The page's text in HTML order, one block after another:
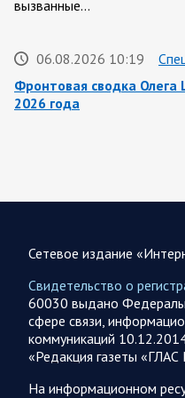
вызванные…
06.08.2026 10:19
Фронтовая сводка Олега
2026 года
Украинские террористы
население
За прошедшие сутки армия
силах ничего
гражданское население
Сетевое издание
Свидетельство о
60030 выдано
сфере связи,
коммуникаций
«Редакция газеты
На информационном